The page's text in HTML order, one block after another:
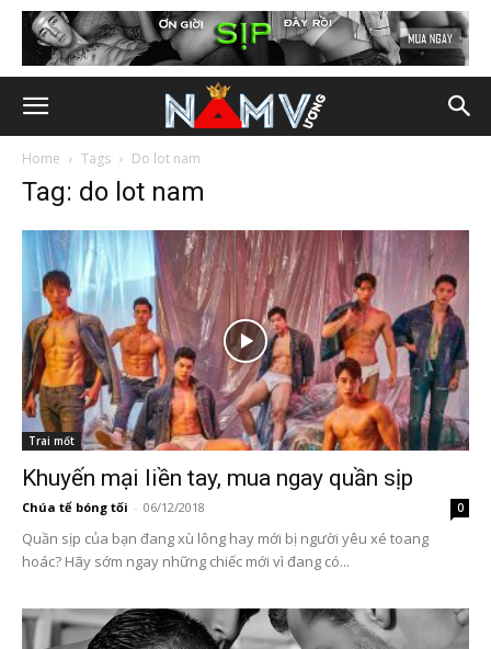
Home Tags Do lot nam
Tag: do lot nam
Trai mốt
Khuyến mại liền tay, mua ngay quần sịp
Chúa tể bóng tối - 06/12/2018 0
Quần sịp của bạn đang xù lông hay mới bị người yêu xé toang
hoác? Hãy sớm ngay những chiếc mới vì đang có...